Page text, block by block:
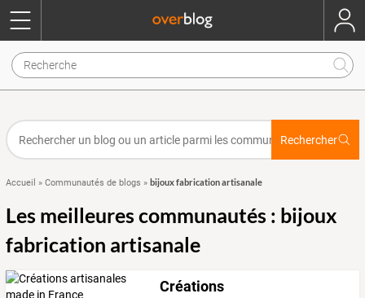
Rechercher
Accueil » Communautés de blogs » bijoux fabrication artisanale
Les meilleures communautés : bijoux
fabrication artisanale
Créations